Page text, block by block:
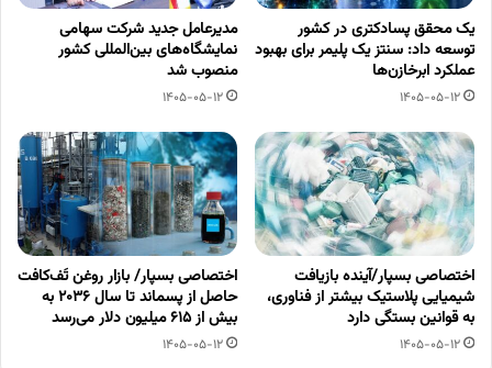
یک محقق پسادکتری در کشور
توسعه داد: سنتز یک پلیمر برای بهبود
عملکرد ابرخازن‌ها
1405-05-12
مدیرعامل جدید شرکت سهامی
نمایشگاه‌های بین‌المللی کشور
منصوب شد
1405-05-12
اختصاصی بسپار/آینده بازیافت
شیمیایی پلاستیک بیشتر از فناوری،
به قوانین بستگی دارد
1405-05-12
اختصاصی بسپار/ بازار روغن تَف‌کافت
حاصل از پسماند تا سال ۲۰۳۶ به
بیش از ۶۱۵ میلیون دلار می‌رسد
1405-05-12